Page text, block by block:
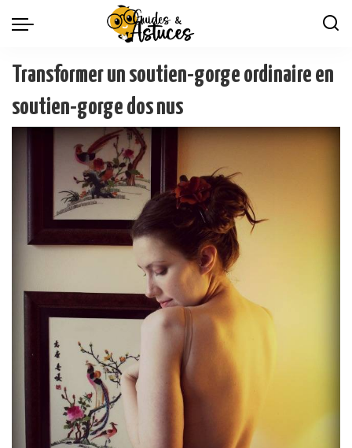
Transformer un soutien-gorge ordinaire en
soutien-gorge dos nus